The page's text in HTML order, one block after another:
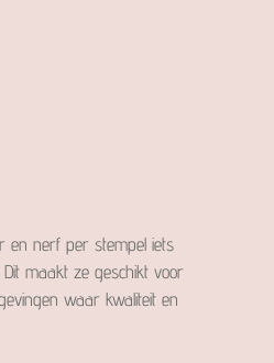
en nerf per stempel iets
maakt ze geschikt voor
waar kwaliteit en